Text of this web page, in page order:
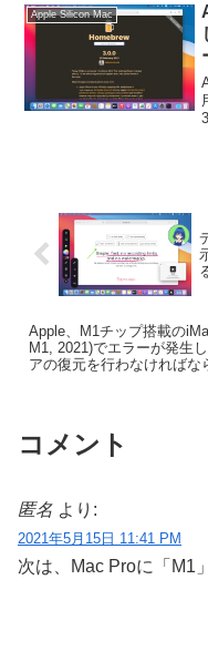
Apple Silicon Mac
Apple、M1チップ搭載の
M1, 2021)でエラーが発生
アの復元を行わなければな
コメント
匿名 より:
2021年5月15日 11:41 PM
次は、Mac Proに「M1